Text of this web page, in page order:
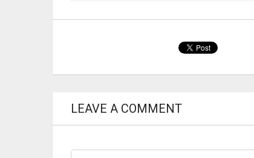
LEAVE A COMMENT